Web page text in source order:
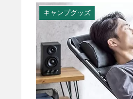
キャンプグッズ